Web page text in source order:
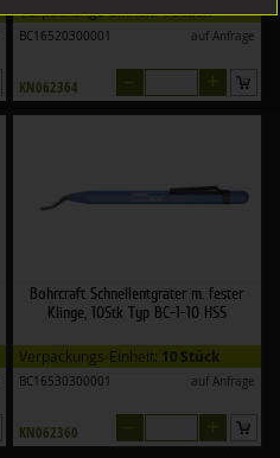
Verpackungs-Einheit:1 Stück
BC16520300001 auf Anfrage
KN062364
Bohrcraft Schnellentgrater m. fester
Klinge, 10Stk Typ BC-1-10 HSS
Verpackungs-Einheit: 10 Stück
BC16530300001 auf Anfrage
KN062360